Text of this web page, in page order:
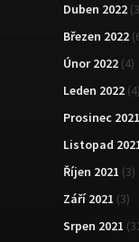
Duben 2022
Březen 2022
Únor 2022 (4)
Leden 2022 (4)
Prosinec 2021
Listopad
Říjen 2021 (3)
Září 2021 (3)
Srpen 2021